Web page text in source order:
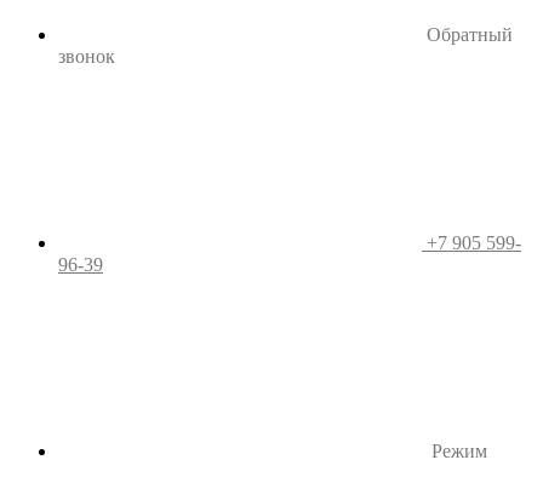
Обратный
звонок
+7 905 599-
96-39
Режим